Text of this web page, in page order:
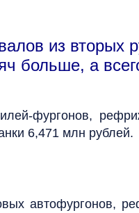
из вторых
больше, а
фургонов,
6,471 млн рублей.
автофургонов,